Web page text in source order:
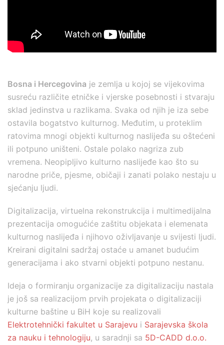
Bosna i Hercegovina je zemlja u kojoj se vijekovima
susreću različite etničke i vjerske posebnosti i stvaraju
sklad jedinstva u razlikama. Svaka od njih je iza sebe
ostavila bogatstvo kulturnog. Međutim, u proteklim
ratovima mnogi objekti kulturnog naslijeđa su oštećeni
ili potpuno uništeni. Ostale polako nagriza zub
vremena. Neopipljivo kulturno naslijeđe kao što su
narodne priče, pjesme, običaji i zanati polako nestaju u
sjećanju ljudi.
Digitalizacija, virtuelna rekonstrukcija i multimedijalna
prezentacija omogućiće zaštitu objekata i elemenata
kulturnog naslijeđa i njihovo oživljavanje u svijesti ljudi.
Kreirani digitalni sadržaj ostaće u amanet budućim
generacijama i ako stvarni objekti potpuno nestanu.
Ideja o formiranju organizacije za digitalizaciju nastala
je još sa realizacijom prvih projekata o digitalizaciji
kulturne baštine u BiH koje su realizovali
Elektrotehnički fakultet u Sarajevu i Sarajevska škola
za nauku i tehnologiju, u saradnji sa 5D-CADD d.o.o.